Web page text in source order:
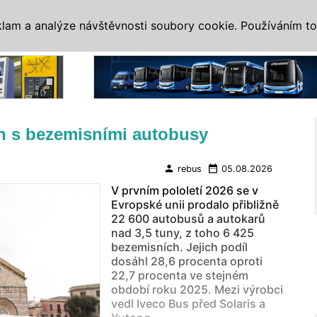
s bezemisními autobusy
person rebus date_range 05.08.2026
V prvním pololetí 2026 se v
Evropské unii prodalo přibližně
22 600 autobusů a autokarů
nad 3,5 tuny, z toho 6 425
bezemisních. Jejich podíl
dosáhl 28,6 procenta oproti
22,7 procenta ve stejném
období roku 2025. Mezi výrobci
vedl Iveco Bus před Solaris a
a analýze návštěvnosti soubory cookie. Používáním